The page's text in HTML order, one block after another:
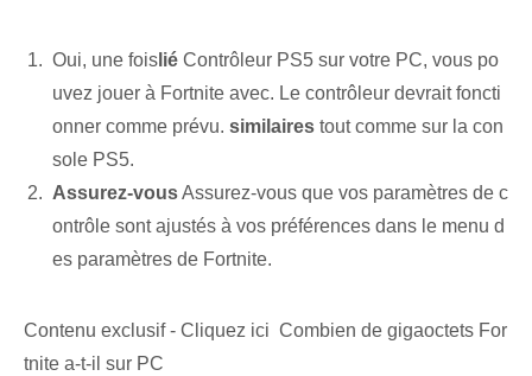
Oui, une fois lié Contrôleur PS5 sur votre PC, vous po
uvez‌ jouer à Fortnite avec. Le ⁤contrôleur ‍devrait foncti
onner comme prévu. similaires tout comme sur la con
sole PS5.
Assurez-vousAssurez-vous que vos paramètres de c
ontrôle sont ajustés à vos préférences dans le menu d
es paramètres de Fortnite.
Contenu exclusif - Cliquez ici Combien de gigaoctets For
tnite a-t-il sur PC